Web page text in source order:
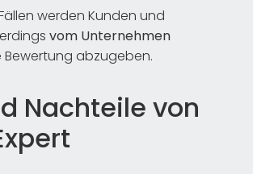
werden Kunden und
vom Unternehmen
Bewertung abzugeben.
Nachteile von